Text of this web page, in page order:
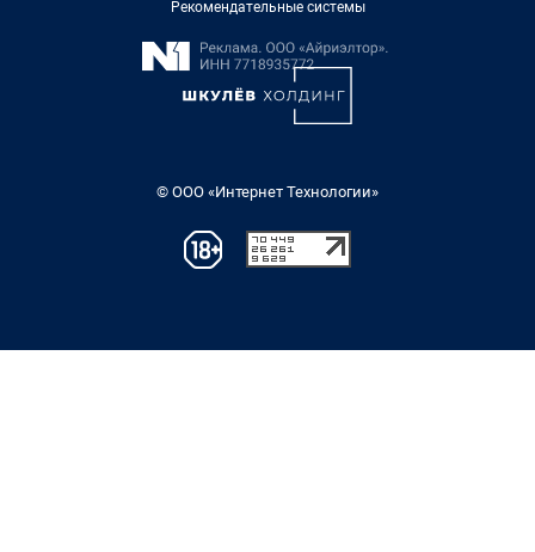
Рекомендательные системы
© ООО «Интернет Технологии»